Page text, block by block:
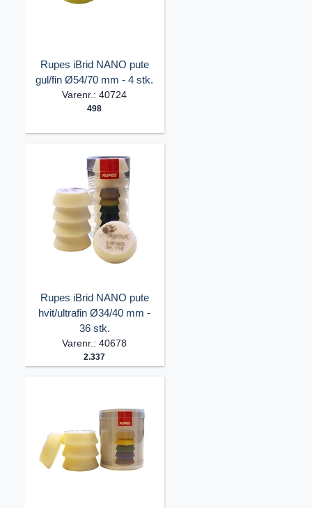
Rupes iBrid NANO pute
gul/fin Ø54/70 mm - 4 stk.
Varenr.: 40724
498
Rupes iBrid NANO pute
hvit/ultrafin Ø34/40 mm -
36 stk.
Varenr.: 40678
2.337